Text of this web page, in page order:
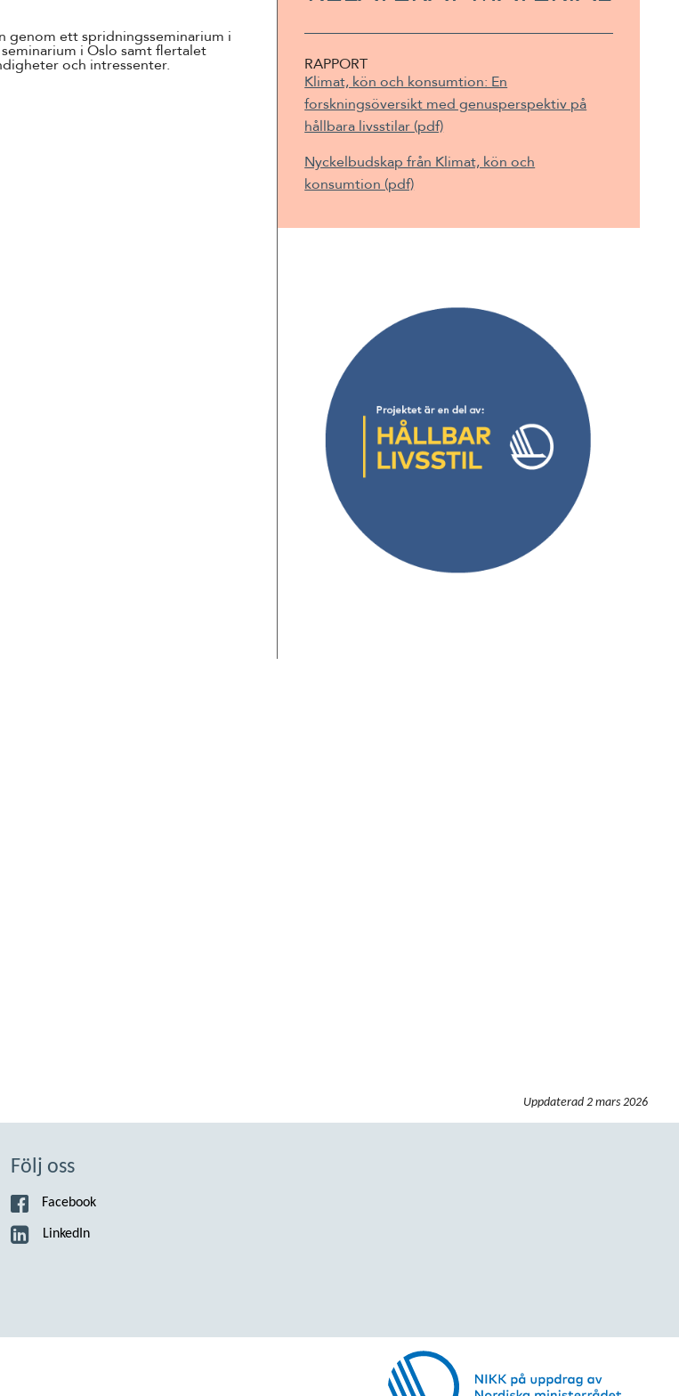
genom ett spridningsseminarium i
i Oslo samt flertalet
och intressenter.
RAPPORT
Klimat, kön och konsumtion: En
forskningsöversikt med genusperspektiv på
hållbara livsstilar (pdf)
Nyckelbudskap från Klimat, kön och
konsumtion (pdf)
Uppdaterad 2 mars 2026
Följ oss
Facebook
LinkedIn